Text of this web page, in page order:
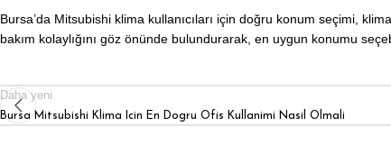
Bursa’da Mitsubishi klima kullanıcıları için doğru konum seçimi,
bakım kolaylığını göz önünde bulundurarak, en uygun konumu
Daha yeni
Bursa Mitsubishi Klima Icin En Dogru Ofis Kullanimi Nasil Olmali